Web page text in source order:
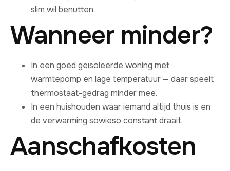
slim wil benutten.
Wanneer minder?
In een goed geïsoleerde woning met
warmtepomp en lage temperatuur — daar speelt
thermostaat-gedrag minder mee.
In een huishouden waar iemand altijd thuis is en
de verwarming sowieso constant draait.
Aanschafkosten